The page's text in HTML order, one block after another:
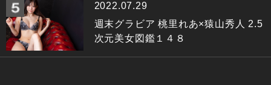
2022.07.29
週末グラビア 桃里れあ×猿山秀人 2.5
次元美女図鑑１４８